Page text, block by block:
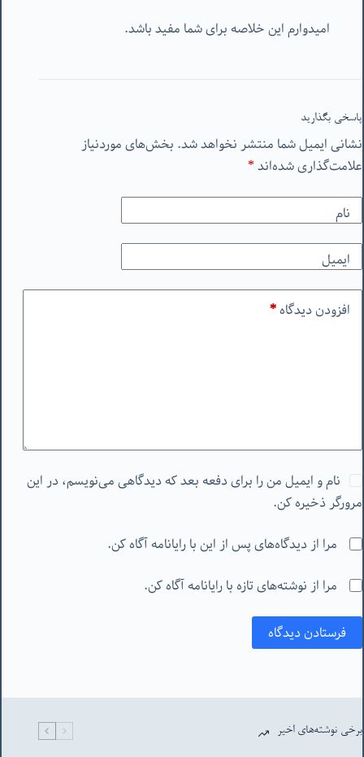
امیدوارم این خلاصه برای شما مفید باشد.
پاسخی بگذارید
نشانی ایمیل شما منتشر نخواهد شد. بخش‌های موردنیاز
علامت‌گذاری شده‌اند*
نام
ایمیل
افزودن دیدگاه*
نام و ایمیل من را برای دفعه بعد که دیدگاهی می‌نویسم، در این
مرورگر ذخیره کن.
مرا از دیدگاه‌های پس از این با رایانامه آگاه کن.
مرا از نوشته‌های تازه با رایانامه آگاه کن.
فرستادن دیدگاه
برخی نوشته‌های اخیر